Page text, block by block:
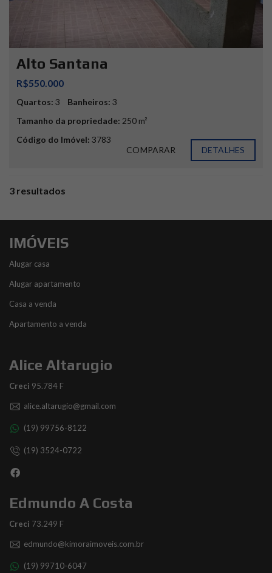
Alto Santana
R$550.000
Quartos: 3 Banheiros: 3
Tamanho da propriedade: 250 m²
Código do Imóvel: 3783
COMPARAR
DETALHES
3 resultados
IMÓVEIS
Alugar casa
Alugar apartamento
Casa a venda
Apartamento a venda
Alice Altarugio
Creci 95.784 F
alice.altarugio@gmail.com
(19) 99756-8122
(19) 3524-0722
Edmundo A Costa
Creci 73.249 F
edmundo@kimoraimoveis.com.br
(19) 99710-6047